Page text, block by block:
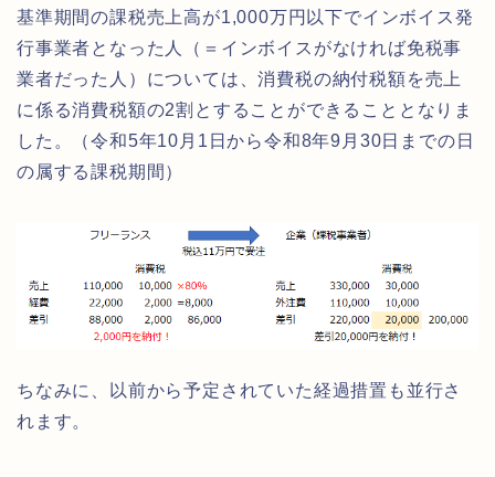
基準期間の課税売上高が1,000万円以下でインボイス発
行事業者となった人（＝インボイスがなければ免税事
業者だった人）については、消費税の納付税額を売上
に係る消費税額の2割とすることができることとなりま
した。（令和5年10月1日から令和8年9月30日までの日
の属する課税期間）
ちなみに、以前から予定されていた経過措置も並行さ
れます。